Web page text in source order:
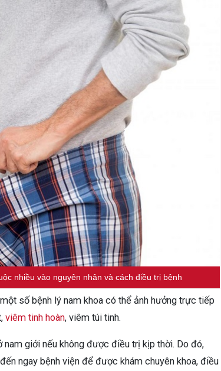
nhiều vào nguyên nhân và cách điều trị bệnh
số bệnh lý nam khoa có thể ảnh hưởng trực tiếp
viêm tinh hoàn, viêm túi tinh.
nam giới nếu không được điều trị kịp thời. Do đó,
ngay bệnh viện để được khám chuyên khoa, điều